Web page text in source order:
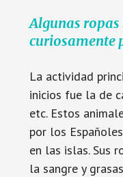
Algunas
curiosamente
La actividad
inicios fue la de
etc. Estos
por los
en las islas. Sus
la sangre y